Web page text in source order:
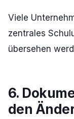
Viele
zentrales
übersehen
6.
den